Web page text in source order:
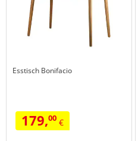
Esstisch Bonifacio
179,00 €